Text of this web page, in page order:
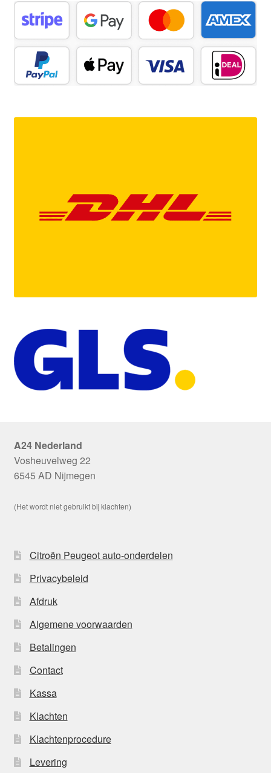
A24 Nederland
Vosheuvelweg 22
6545 AD Nijmegen
(Het wordt niet gebruikt bij klachten)
Citroën Peugeot auto-onderdelen
Privacybeleid
Afdruk
Algemene voorwaarden
Betalingen
Contact
Kassa
Klachten
Klachtenprocedure
Levering